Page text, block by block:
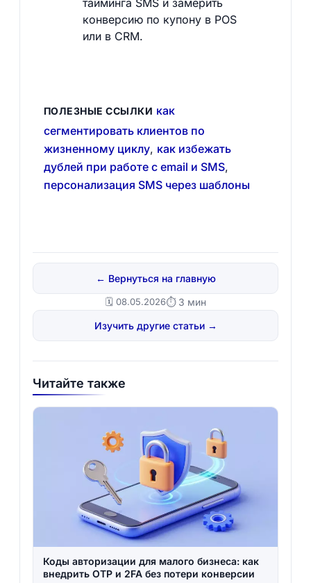
тайминга SMS и замерить
конверсию по купону в POS
или в CRM.
ПОЛЕЗНЫЕ ССЫЛКИ как
сегментировать клиентов по
жизненному циклу, как избежать
дублей при работе с email и SMS,
персонализация SMS через шаблоны
← Вернуться на главную
🗓️ 08.05.2026⏱ 3 мин
Изучить другие статьи →
Читайте также
Коды авторизации для малого бизнеса: как
внедрить OTP и 2FA без потери конверсии